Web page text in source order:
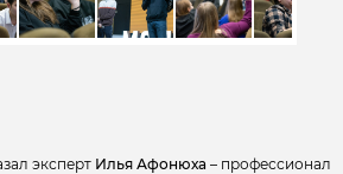
эксперт Илья Афонюха – профессионал